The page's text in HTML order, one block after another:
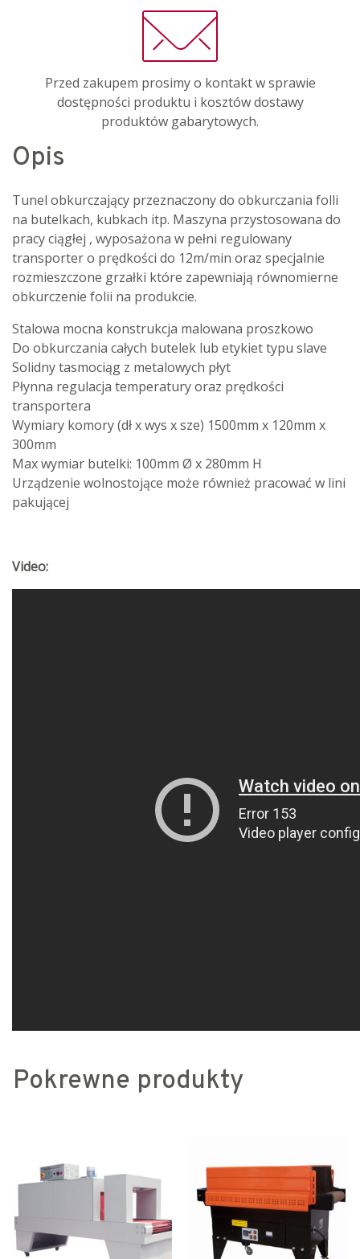
Przed zakupem prosimy o kontakt w sprawie
dostępności produktu i kosztów dostawy
produktów gabarytowych.
Opis
Tunel obkurczający przeznaczony do obkurczania folli
na butelkach, kubkach itp. Maszyna przystosowana do
pracy ciągłej , wyposażona w pełni regulowany
transporter o prędkości do 12m/min oraz specjalnie
rozmieszczone grzałki które zapewniają równomierne
obkurczenie folii na produkcie.
Stalowa mocna konstrukcja malowana proszkowo
Do obkurczania całych butelek lub etykiet typu slave
Solidny tasmociąg z metalowych płyt
Płynna regulacja temperatury oraz prędkości
transportera
Wymiary komory (dł x wys x sze) 1500mm x 120mm x
300mm
Max wymiar butelki: 100mm Ø x 280mm H
Urządzenie wolnostojące może również pracować w lini
pakującej
Video:
Pokrewne produkty